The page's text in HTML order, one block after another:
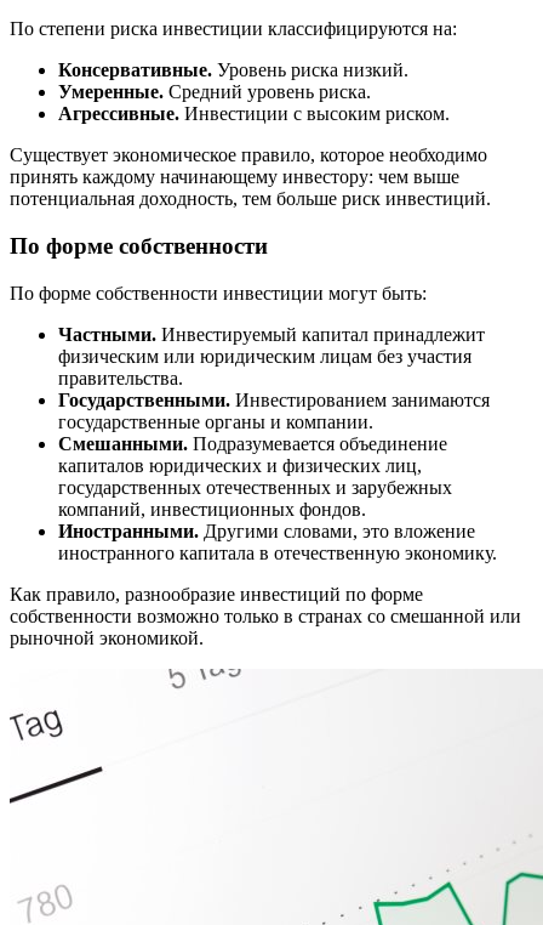
По степени риска инвестиции классифицируются на:
Консервативные. Уровень риска низкий.
Умеренные. Средний уровень риска.
Агрессивные. Инвестиции с высоким риском.
Существует экономическое правило, которое необходимо
принять каждому начинающему инвестору: чем выше
потенциальная доходность, тем больше риск инвестиций.
По форме собственности
По форме собственности инвестиции могут быть:
Частными. Инвестируемый капитал принадлежит
физическим или юридическим лицам без участия
правительства.
Государственными. Инвестированием занимаются
государственные органы и компании.
Смешанными. Подразумевается объединение
капиталов юридических и физических лиц,
государственных отечественных и зарубежных
компаний, инвестиционных фондов.
Иностранными. Другими словами, это вложение
иностранного капитала в отечественную экономику.
Как правило, разнообразие инвестиций по форме
собственности возможно только в странах со смешанной или
рыночной экономикой.